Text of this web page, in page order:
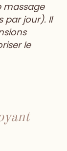
massage
par jour). Il
le